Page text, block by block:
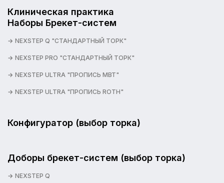
Клиническая практика
Наборы Брекет-систем
NEXSTEP Q "СТАНДАРТНЫЙ ТОРК"
NEXSTEP PRO "СТАНДАРТНЫЙ ТОРК"
NEXSTEP ULTRA "ПРОПИСЬ MBT"
NEXSTEP ULTRA "ПРОПИСЬ ROTH"
Конфигуратор (выбор торка)
Доборы брекет-систем (выбор торка)
NEXSTEP Q